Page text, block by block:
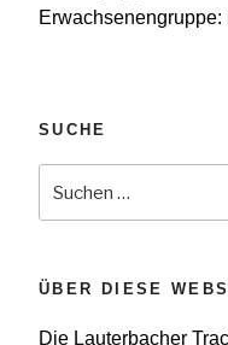
SUCHE
nach:
ÜBER DIESE
Die Lauterbacher